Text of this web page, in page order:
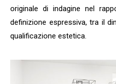
originale di indagine nel
definizione espressiva, tra il
qualificazione estetica.